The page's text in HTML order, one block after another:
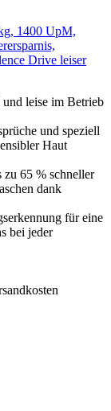
1400 UpM,
Drive leiser
leise im Betrieb
und speziell
Haut
zu 65 % schneller
dank
für eine
bei jeder